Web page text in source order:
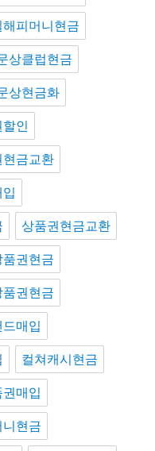
해피머니현금
상클럽현금
상현금화
인
현금교환
상품권현금교환
권현금
권현금
매입
컬쳐캐시현금
매입
현금